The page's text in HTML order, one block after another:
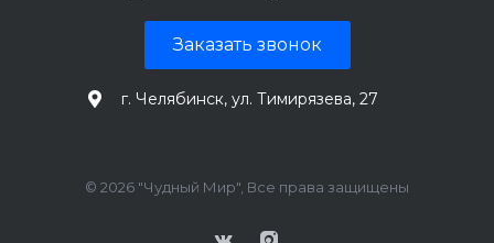
Заказать звонок
г. Челябинск, ул. Тимирязева, 27
© 2026 "Чудный Мир", Все права защищены